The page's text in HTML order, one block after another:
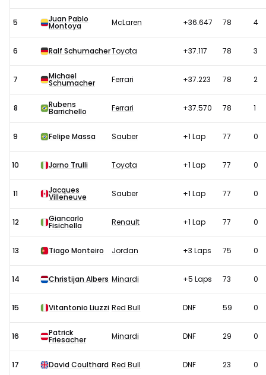
5 Juan Pablo
Montoya McLaren +36.647 78 4
6 Ralf SchumacherToyota +37.117 78 3
7 Michael
Schumacher Ferrari +37.223 78 2
8 Rubens
Barrichello Ferrari +37.570 78 1
9 Felipe Massa Sauber +1 Lap 77 0
10 Jarno Trulli Toyota +1 Lap 77 0
11 Jacques
Villeneuve Sauber +1 Lap 77 0
12 Giancarlo
Fisichella Renault +1 Lap 77 0
13 Tiago Monteiro Jordan +3 Laps 75 0
14 Christijan Albers Minardi +5 Laps 73 0
15 Vitantonio Liuzzi Red Bull DNF 59 0
16 Patrick
Friesacher Minardi DNF 29 0
17 David Coulthard Red Bull DNF 23 0